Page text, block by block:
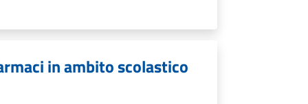
in ambito scolastico